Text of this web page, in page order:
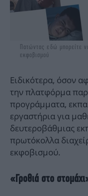
Πατώντας εδώ μπορείτε
εκφοβισμού
Ειδικότερα, όσον
την πλατφόρμα
προγράμματα,
εργαστήρια για
δευτεροβάθμιας
πρωτόκολλα
εκφοβισμού.
«Γροθιά στο